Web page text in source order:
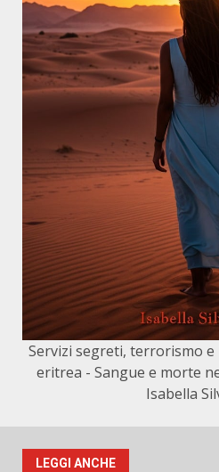
Servizi segreti, terrorismo
eritrea - Sangue e morte
Isabella
LEGGI ANCHE